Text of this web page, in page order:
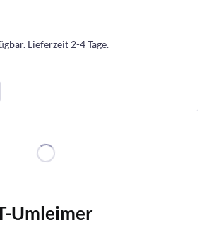
Lieferzeit 2-4 Tage.
Umleimer